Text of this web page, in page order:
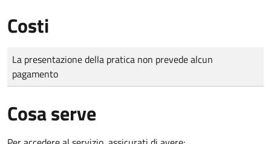
Costi
Tipo di pagamento
Importo
La presentazione della pratica non prevede alcun
pagamento
Cosa serve